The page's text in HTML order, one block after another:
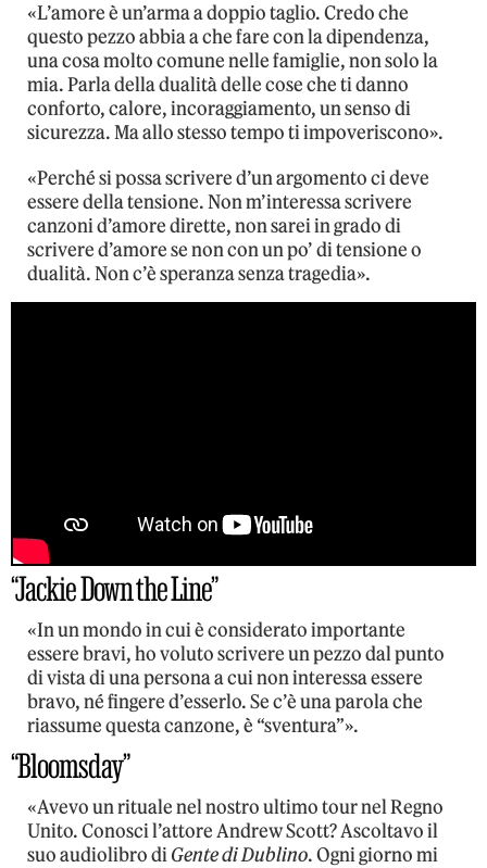
«L’amore è un’arma a doppio taglio. Credo che
questo pezzo abbia a che fare con la dipendenza,
una cosa molto comune nelle famiglie, non solo la
mia. Parla della dualità delle cose che ti danno
conforto, calore, incoraggiamento, un senso di
sicurezza. Ma allo stesso tempo ti impoveriscono».
«Perché si possa scrivere d’un argomento ci deve
essere della tensione. Non m’interessa scrivere
canzoni d’amore dirette, non sarei in grado di
scrivere d’amore se non con un po’ di tensione o
dualità. Non c’è speranza senza tragedia».
“Jackie Down the Line”
«In un mondo in cui è considerato importante
essere bravi, ho voluto scrivere un pezzo dal punto
di vista di una persona a cui non interessa essere
bravo, né fingere d’esserlo. Se c’è una parola che
riassume questa canzone, è “sventura”».
“Bloomsday”
«Avevo un rituale nel nostro ultimo tour nel Regno
Unito. Conosci l’attore Andrew Scott? Ascoltavo il
suo audiolibro diGente di Dublino. Ogni giorno mi